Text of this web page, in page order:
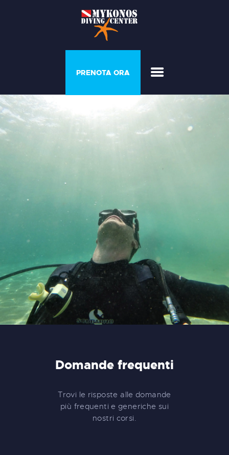
PRENOTA ORA
PROGRAMMI E COURSE
SOMMOZZATORE
GALLERIA
LISTINO PREZZI
CHI SIAMO
Domande frequenti
Trovi le risposte alle domande
più frequenti e generiche sui
nostri corsi.